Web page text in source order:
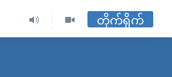
တိုက်ရိုက်